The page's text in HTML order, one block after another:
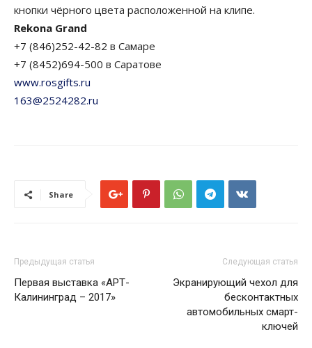
кнопки чёрного цвета расположенной на клипе.
Rekona Grand
+7 (846)252-42-82 в Самаре
+7 (8452)694-500 в Саратове
www.rosgifts.ru
163@2524282.ru
Share
Предыдущая статья
Первая выставка «АРТ-
Калининград – 2017»
Следующая статья
Экранирующий чехол для
бесконтактных
автомобильных смарт-
ключей